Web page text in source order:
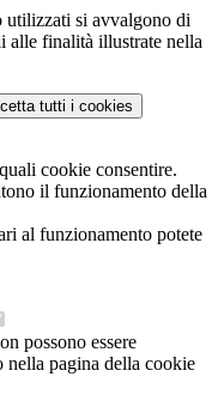
utilizzati si avvalgono di
alle finalità illustrate nella
tutti i cookies
cookie consentire.
il funzionamento della
al funzionamento potete
possono essere
nella pagina della cookie